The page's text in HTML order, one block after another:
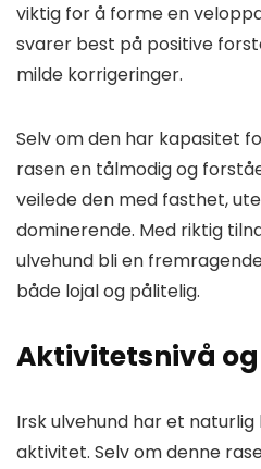
viktig for å forme en
svarer best på positive
milde korrigeringer.
Selv om den har kapasitet
rasen en tålmodig og
veilede den med fasthet,
dominerende. Med riktig
ulvehund bli en
både lojal og pålitelig.
Aktivitetsnivå
Irsk ulvehund har et
aktivitet. Selv om denne